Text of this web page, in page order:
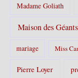
Madame Goliath
Maison des Géants
mariage Miss
Pierre Loyer